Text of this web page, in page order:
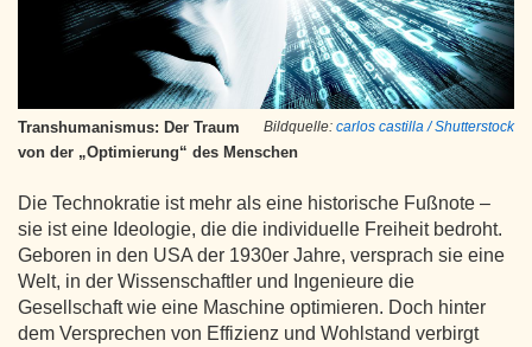
Bildquelle: carlos castilla / Shutterstock
Transhumanismus: Der Traum
von der „Optimierung“ des Menschen
Die Technokratie ist mehr als eine historische Fußnote –
sie ist eine Ideologie, die die individuelle Freiheit bedroht.
Geboren in den USA der 1930er Jahre, versprach sie eine
Welt, in der Wissenschaftler und Ingenieure die
Gesellschaft wie eine Maschine optimieren. Doch hinter
dem Versprechen von Effizienz und Wohlstand verbirgt